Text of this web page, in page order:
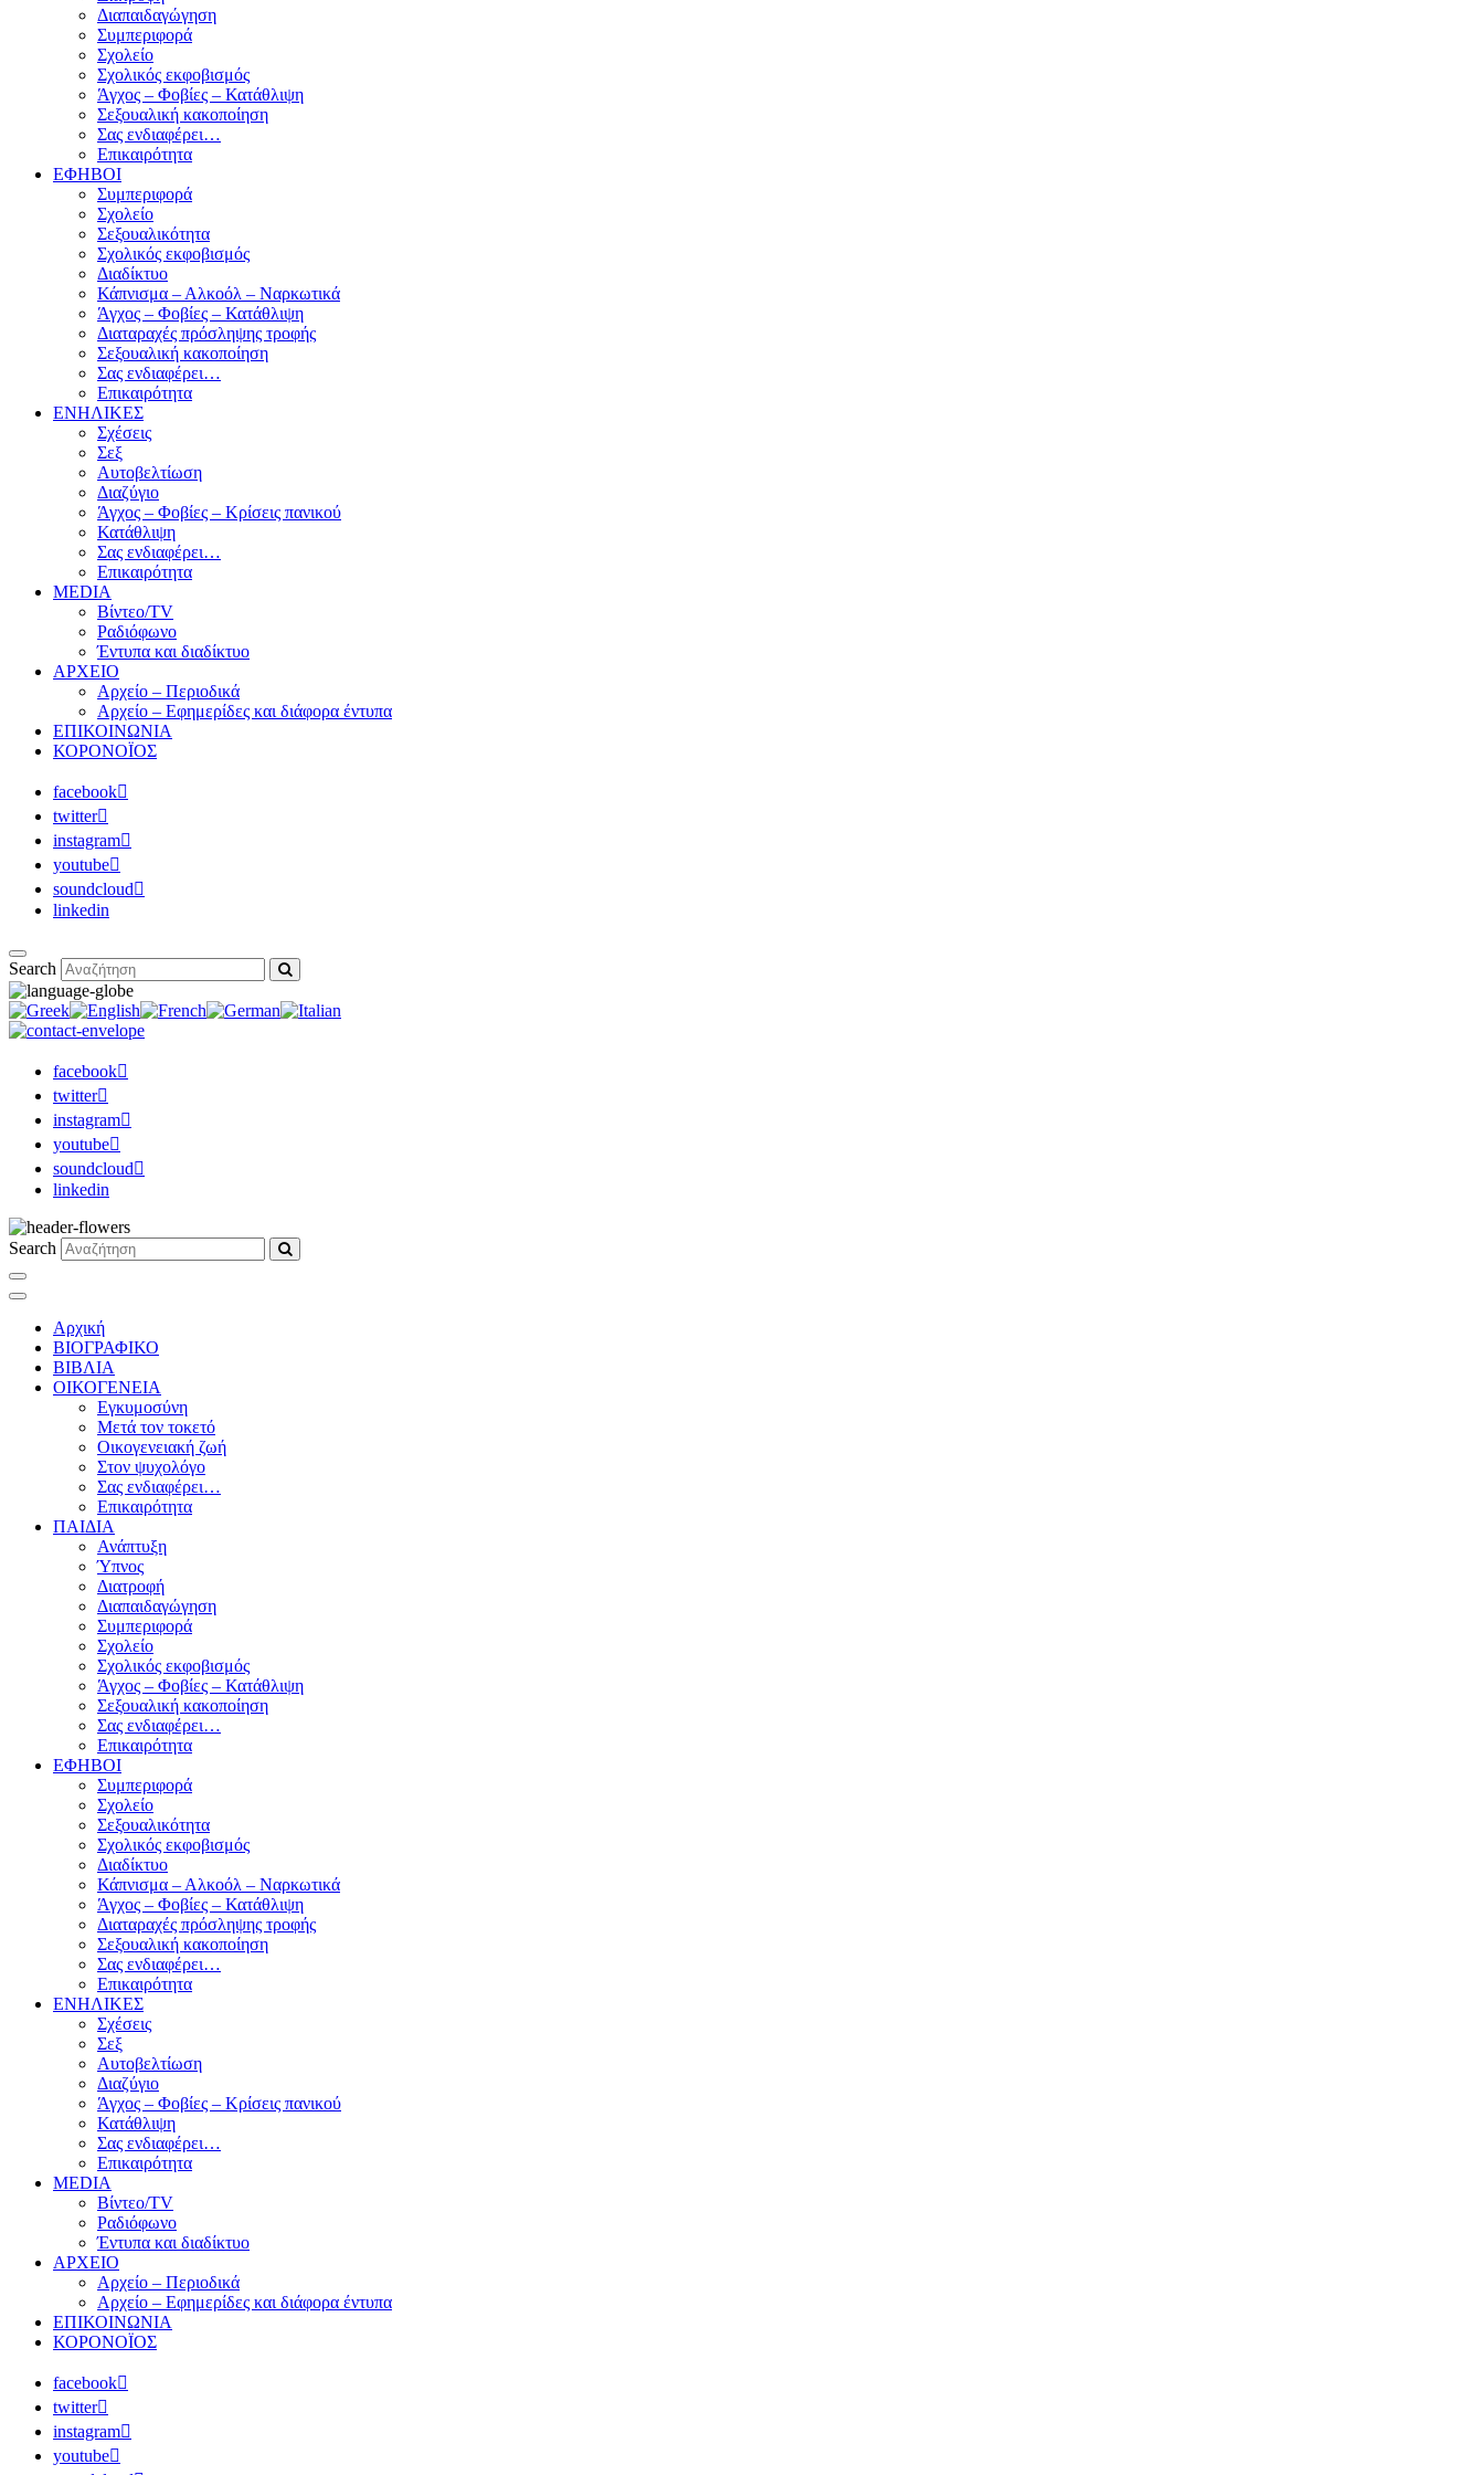
Διαπαιδαγώγηση
Συμπεριφορά
Σχολείο
Σχολικός εκφοβισμός
Άγχος – Φοβίες – Κατάθλιψη
Σεξουαλική κακοποίηση
Σας ενδιαφέρει…
Επικαιρότητα
ΕΦΗΒΟΙ
Συμπεριφορά
Σχολείο
Σεξουαλικότητα
Σχολικός εκφοβισμός
Διαδίκτυο
Κάπνισμα – Αλκοόλ – Ναρκωτικά
Άγχος – Φοβίες – Κατάθλιψη
Διαταραχές πρόσληψης τροφής
Σεξουαλική κακοποίηση
Σας ενδιαφέρει…
Επικαιρότητα
ΕΝΗΛΙΚΕΣ
Σχέσεις
Σεξ
Αυτοβελτίωση
Διαζύγιο
Άγχος – Φοβίες – Κρίσεις πανικού
Κατάθλιψη
Σας ενδιαφέρει…
Επικαιρότητα
MEDIA
Βίντεο/TV
Ραδιόφωνο
Έντυπα και διαδίκτυο
ΑΡΧΕΙΟ
Αρχείο – Περιοδικά
Αρχείο – Εφημερίδες και διάφορα έντυπα
ΕΠΙΚΟΙΝΩΝΙΑ
ΚΟΡΟΝΟΪΟΣ
facebook
twitter
instagram
youtube
soundcloud
linkedin
Search
facebook
twitter
instagram
youtube
soundcloud
linkedin
Search
Αρχική
ΒΙΟΓΡΑΦΙΚΟ
ΒΙΒΛΙΑ
ΟΙΚΟΓΕΝΕΙΑ
Εγκυμοσύνη
Μετά τον τοκετό
Οικογενειακή ζωή
Στον ψυχολόγο
Σας ενδιαφέρει…
Επικαιρότητα
ΠΑΙΔΙΑ
Ανάπτυξη
Ύπνος
Διατροφή
Διαπαιδαγώγηση
Συμπεριφορά
Σχολείο
Σχολικός εκφοβισμός
Άγχος – Φοβίες – Κατάθλιψη
Σεξουαλική κακοποίηση
Σας ενδιαφέρει…
Επικαιρότητα
ΕΦΗΒΟΙ
Συμπεριφορά
Σχολείο
Σεξουαλικότητα
Σχολικός εκφοβισμός
Διαδίκτυο
Κάπνισμα – Αλκοόλ – Ναρκωτικά
Άγχος – Φοβίες – Κατάθλιψη
Διαταραχές πρόσληψης τροφής
Σεξουαλική κακοποίηση
Σας ενδιαφέρει…
Επικαιρότητα
ΕΝΗΛΙΚΕΣ
Σχέσεις
Σεξ
Αυτοβελτίωση
Διαζύγιο
Άγχος – Φοβίες – Κρίσεις πανικού
Κατάθλιψη
Σας ενδιαφέρει…
Επικαιρότητα
MEDIA
Βίντεο/TV
Ραδιόφωνο
Έντυπα και διαδίκτυο
ΑΡΧΕΙΟ
Αρχείο – Περιοδικά
Αρχείο – Εφημερίδες και διάφορα έντυπα
ΕΠΙΚΟΙΝΩΝΙΑ
ΚΟΡΟΝΟΪΟΣ
facebook
twitter
instagram
youtube